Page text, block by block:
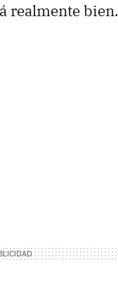
realmente bien.